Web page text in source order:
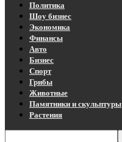
Политика
Шоу бизнес
Экономика
Финансы
Авто
Бизнес
Спорт
Грибы
Животные
Памятники и скульптуры
Растения